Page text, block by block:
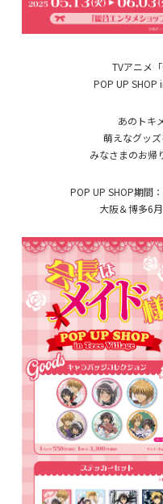
TVアニメ
POP UP SHOP
あのトキ
萌えなグッ
みなさまのお帰
POP UP SHOP期間
大阪＆博多6